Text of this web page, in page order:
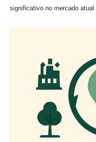
significativo no mercado atual.